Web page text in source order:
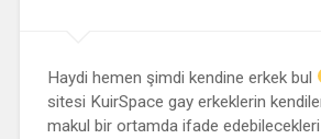
Haydi hemen şimdi kendine erkek bul
sitesi KuirSpace gay erkeklerin
makul bir ortamda ifade